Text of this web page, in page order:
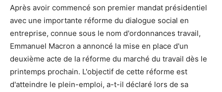
Après avoir commencé son premier mandat présidentiel
avec une importante réforme du dialogue social en
entreprise, connue sous le nom d'ordonnances travail,
Emmanuel Macron a annoncé la mise en place d'un
deuxième acte de la réforme du marché du travail dès le
printemps prochain. L'objectif de cette réforme est
d'atteindre le plein-emploi, a-t-il déclaré lors de sa